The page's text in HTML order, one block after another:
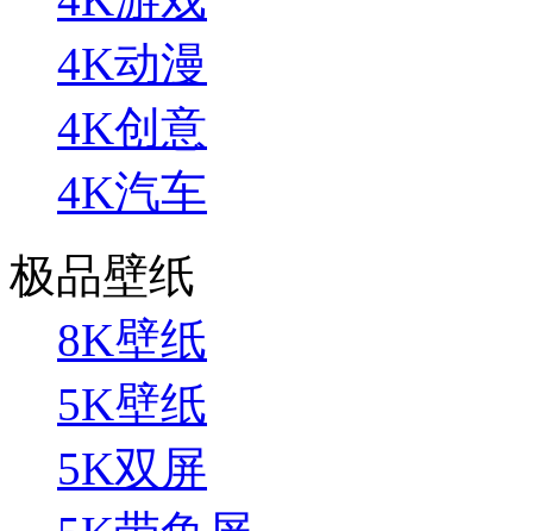
4K动漫
4K创意
4K汽车
极品壁纸
8K壁纸
5K壁纸
5K双屏